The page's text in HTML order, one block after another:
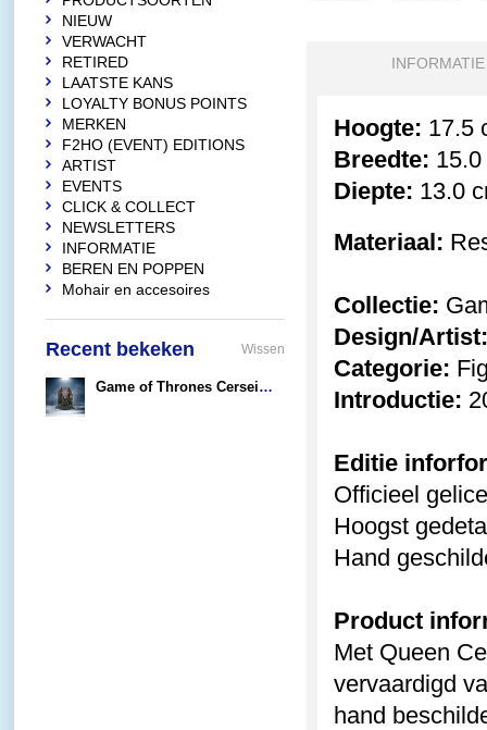
INFORMATIE
Hoogte: 17.5
Breedte:
Diepte: 13.0
Materiaal:
Collectie:
Design/Artist:
Categorie:
Introductie:
Editie
Officieel
Hoogst
Hand
Product
Met Queen
vervaardigd
hand
NIEUW
VERWACHT
RETIRED
LAATSTE KANS
LOYALTY BONUS POINTS
MERKEN
F2HO (EVENT) EDITIONS
ARTIST
EVENTS
CLICK & COLLECT
NEWSLETTERS
INFORMATIE
BEREN EN POPPEN
Mohair en accesoires
Recent bekeken Wissen
Game of Thrones Cersei and Jamie Lannister